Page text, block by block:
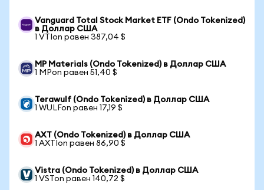
Vanguard Total Stock Market ETF (Ondo Tokenized)
в Доллар США
1 VTIon равен 387,04 $
MP Materials (Ondo Tokenized) в Доллар США
1 MPon равен 51,40 $
Terawulf (Ondo Tokenized) в Доллар США
1 WULFon равен 17,19 $
AXT (Ondo Tokenized) в Доллар США
1 AXTIon равен 86,90 $
Vistra (Ondo Tokenized) в Доллар США
1 VSTon равен 140,72 $